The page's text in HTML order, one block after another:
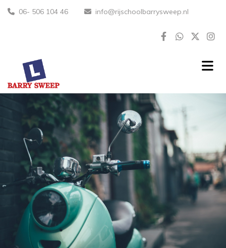
 06- 506 104 46  info@rijschoolbarrysweep.nl